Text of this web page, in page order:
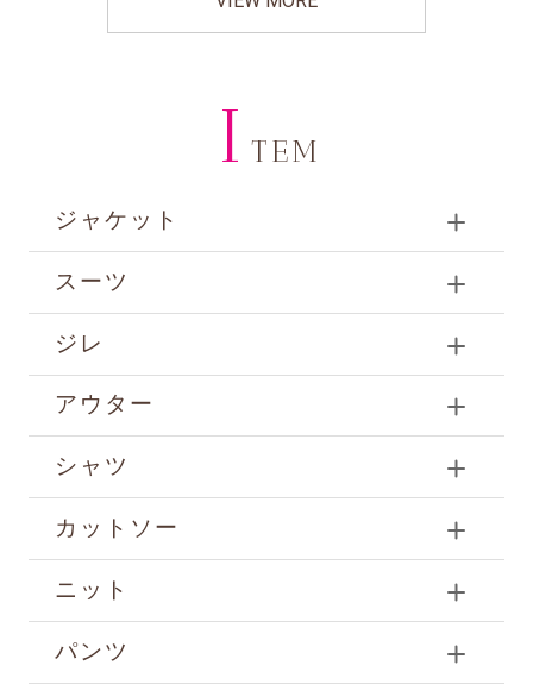
I TEM
ジャケット
スーツ
ジレ
アウター
シャツ
カットソー
ニット
パンツ